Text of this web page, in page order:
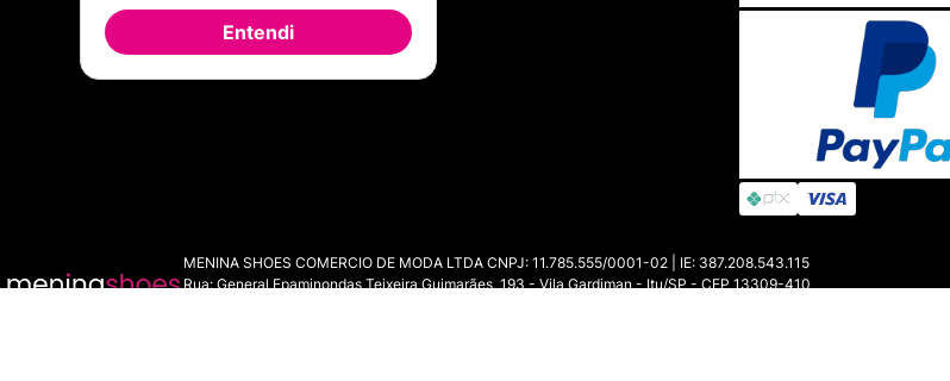
MENINA SHOES COMERCIO DE MODA LTDA CNPJ: 11.785.555/0001-02 | IE: 387.208.543.115
Rua: General Epaminondas Teixeira Guimarães, 193 - Vila Gardiman - Itu/SP - CEP 13309-410
Entendi